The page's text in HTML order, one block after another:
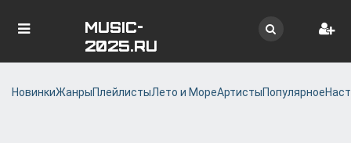
MUSIC-
2025.RU
НовинкиЖанрыПлейлистыЛето и МореАртистыПопулярное